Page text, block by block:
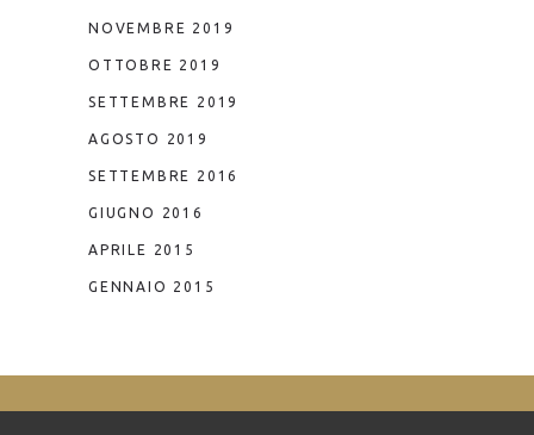
NOVEMBRE 2019
OTTOBRE 2019
SETTEMBRE 2019
AGOSTO 2019
SETTEMBRE 2016
GIUGNO 2016
APRILE 2015
GENNAIO 2015